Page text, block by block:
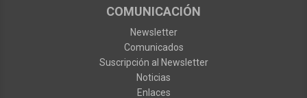
COMUNICACIÓN
Newsletter
Comunicados
Suscripción al Newsletter
Noticias
Enlaces